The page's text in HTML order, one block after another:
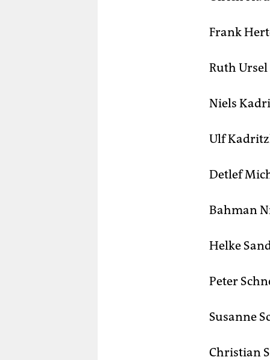
Frank
Ruth
Niels
Ulf
Detlef
Bahman
Helke
Peter
Susanne
Christian